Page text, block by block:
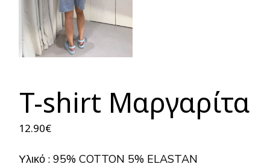
T-shirt Μαργαρίτα
12.90€
Υλικό : 95% COTTON 5% ELASTAN